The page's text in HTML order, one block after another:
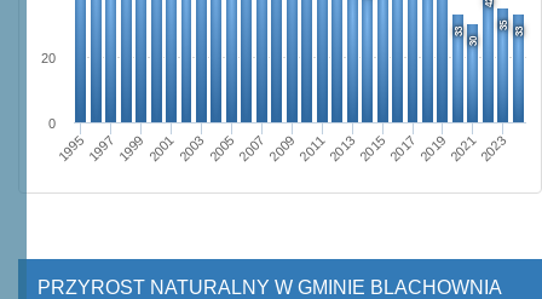
33
30
35
33
19951997 1999 20012003 20052007 20092011201320152017 201920212023
0
20
PRZYROST NATURALNY W GMINIE BLACHOWNIA